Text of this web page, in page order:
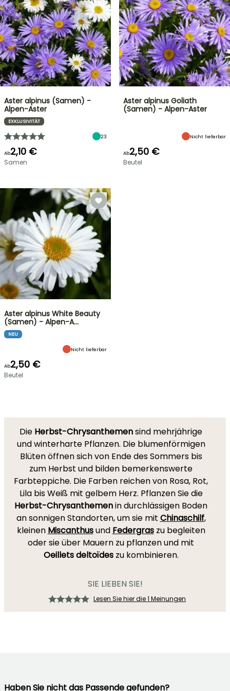
Aster alpinus (Samen) -
Alpen-Aster
EXKLUSIVITÄT
23
Ab2,10 €
Samen
Aster alpinus Goliath
(Samen) - Alpen-Aster
Nicht lieferbar
Ab2,50 €
Beutel
Aster alpinus White Beauty
(Samen) - Alpen-A…
NEU
Nicht lieferbar
Ab2,50 €
Beutel
Die Herbst-Chrysanthemensind mehrjährige
und winterharte Pflanzen. Die blumenförmigen
Blüten öffnen sich von Ende des Sommers bis
zum Herbst und bilden bemerkenswerte
Farbteppiche. Die Farben reichen von Rosa, Rot,
Lila bis Weiß mit gelbem Herz. Pflanzen Sie die
Herbst-Chrysanthemenin durchlässigen Boden
an sonnigen Standorten, um sie mit Chinaschilf,
kleinen Miscanthusund Federgraszu begleiten
oder sie über Mauern zu pflanzen und mit
Oeillets deltoïdeszu kombinieren.
SIE LIEBEN SIE!
Lesen Sie hier die 1 Meinungen
Haben Sie nicht das Passende gefunden?